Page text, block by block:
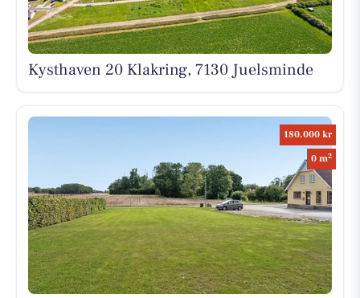
Kysthaven 20 Klakring, 7130 Juelsminde
180.000 kr
0 m2